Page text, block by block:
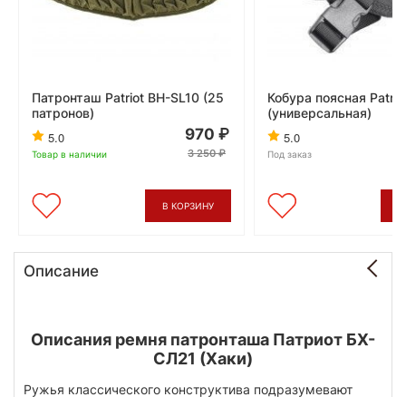
Патронташ Patriot BH-SL10 (25
патронов)
5.0
Товар в наличии
970
3 250
В КОРЗИНУ
Кобура поясная
(универсальная)
5.0
Под заказ
Описание
Описания ремня патронташа Патриот БХ-
СЛ21 (Хаки)
Ружья классического конструктива подразумевают